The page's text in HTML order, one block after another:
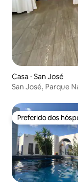
Casa ⋅ San José
San José, Parque
Preferido dos
Preferido dos